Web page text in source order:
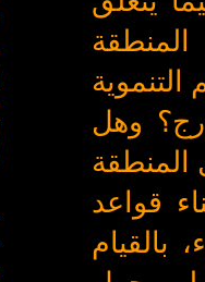
وهل
المنطقة
قواعد